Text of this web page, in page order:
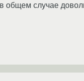
общем случае